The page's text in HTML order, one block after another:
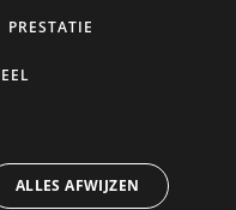
in Leopoldsburg
PRESTATIE
ALLES AFWIJZEN